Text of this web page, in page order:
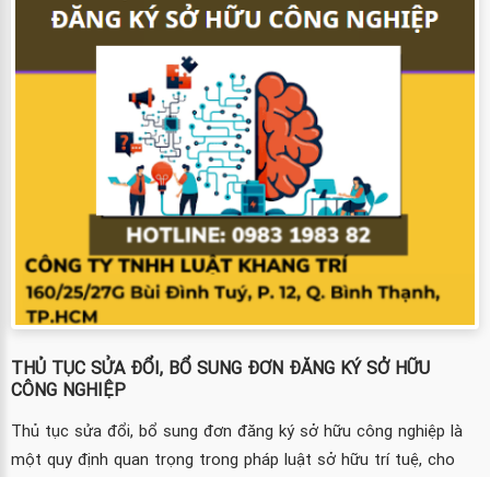
THỦ TỤC SỬA ĐỔI, BỔ SUNG ĐƠN ĐĂNG KÝ SỞ HỮU
CÔNG NGHIỆP
Thủ tục sửa đổi, bổ sung đơn đăng ký sở hữu công nghiệp là
một quy định quan trọng trong pháp luật sở hữu trí tuệ, cho